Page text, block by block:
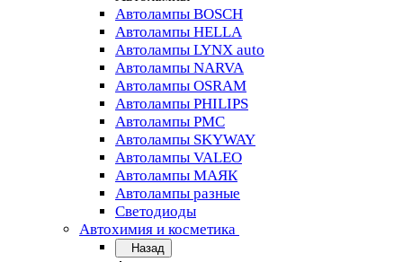
Автолампы BOSCH
Автолампы HELLA
Автолампы LYNX auto
Автолампы NARVA
Автолампы OSRAM
Автолампы PHILIPS
Автолампы PMC
Автолампы SKYWAY
Автолампы VALEO
Автолампы МАЯК
Автолампы разные
Светодиоды
Автохимия и косметика
Назад